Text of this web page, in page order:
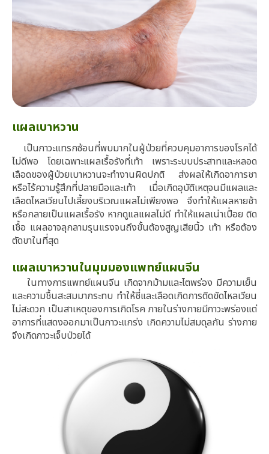
แผลเบาหวาน
เป็นภาวะแทรกซ้อนที่พบมากในผู้ป่วยที่ควบคุมอาการของโรคได้
ไม่ดีพอ โดยเฉพาะแผลเรื้อรังที่เท้า เพราะระบบประสาทและหลอด
เลือดของผู้ป่วยเบาหวานจะทำงานผิดปกติ ส่งผลให้เกิดอาการชา
หรือไร้ความรู้สึกที่ปลายมือและเท้า เมื่อเกิดอุบัติเหตุจนมีแผลและ
เลือดไหลเวียนไปเลี้ยงบริเวณแผลไม่เพียงพอ จึงทำให้แผลหายช้า
หรือกลายเป็นแผลเรื้อรัง หากดูแลแผลไม่ดี ทำให้แผลเน่าเปื่อย ติด
เชื้อ แผลอาจลุกลามรุนแรงจนถึงขั้นต้องสูญเสียนิ้ว เท้า หรือต้อง
ตัดขาในที่สุด
แผลเบาหวานในมุมมองแพทย์แผนจีน
ในทางการแพทย์แผนจีน เกิดจากม้ามและไตพร่อง มีความเย็น
และความชื้นสะสมมากระทบ ทําให้ชี่และเลือดเกิดการติดขัดไหลเวียน
ไม่สะดวก เป็นสาเหตุของการเกิดโรค ภายในร่างกายมีภาวะพร่องแต่
อาการที่แสดงออกมาเป็นภาวะแกร่ง เกิดความไม่สมดุลกัน ร่างกาย
จึงเกิดภาวะเจ็บป่วยได้